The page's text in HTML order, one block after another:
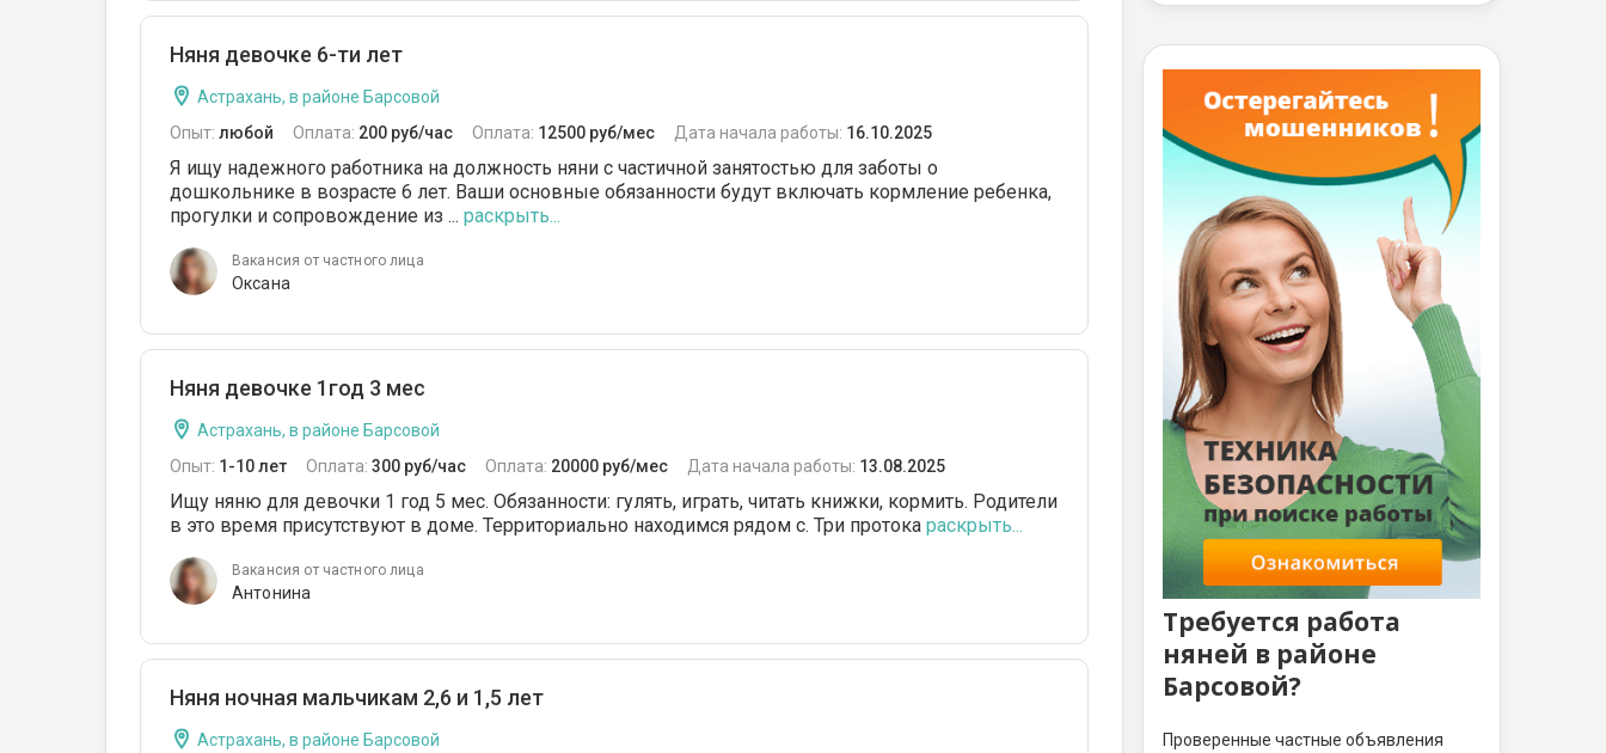
Няня девочке 6-ти лет
Астрахань, в районе Барсовой
Опыт: любой Оплата: 200 руб/час Оплата: 12500 руб/мес Дата начала работы: 16.10.2025
Я ищу надежного работника на должность няни с частичной занятостью для заботы о
дошкольнике в возрасте 6 лет. Ваши основные обязанности будут включать кормление ребенка,
прогулки и сопровождение из ... раскрыть...
Вакансия от частного лица
Оксана
Няня девочке 1год 3 мес
Астрахань, в районе Барсовой
Опыт: 1-10 лет Оплата: 300 руб/час Оплата: 20000 руб/мес Дата начала работы: 13.08.2025
Ищу няню для девочки 1 год 5 мес. Обязанности: гулять, играть, читать книжки, кормить. Родители
в это время присутствуют в доме. Территориально находимся рядом с. Три протока раскрыть...
Вакансия от частного лица
Антонина
Няня ночная мальчикам 2,6 и 1,5 лет
Астрахань, в районе Барсовой
Требуется работа
няней в районе
Барсовой?
Проверенные частные объявления